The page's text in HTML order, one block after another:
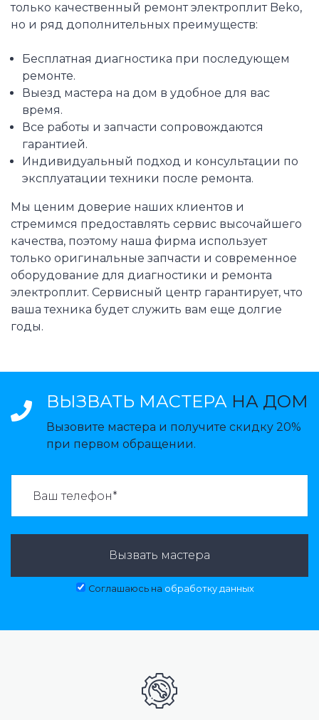
только качественный ремонт электроплит Beko,
но и ряд дополнительных преимуществ:
Бесплатная диагностика при последующем
ремонте.
Выезд мастера на дом в удобное для вас
время.
Все работы и запчасти сопровождаются
гарантией.
Индивидуальный подход и консультации по
эксплуатации техники после ремонта.
Мы ценим доверие наших клиентов и
стремимся предоставлять сервис высочайшего
качества, поэтому наша фирма использует
только оригинальные запчасти и современное
оборудование для диагностики и ремонта
электроплит. Сервисный центр гарантирует, что
ваша техника будет служить вам еще долгие
годы.
ВЫЗВАТЬ МАСТЕРА НА ДОМ
Вызовите мастера и получите скидку 20%
при первом обращении.
Вызвать мастера
Соглашаюсь на обработку данных